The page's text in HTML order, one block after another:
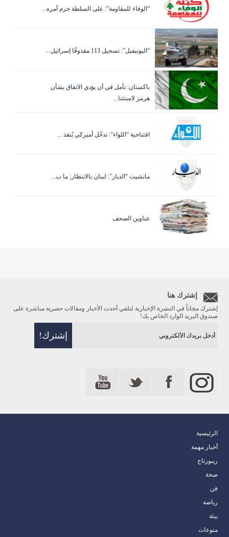
“الوفاء للمقاومة”: على السلطة حزم أمره...
“اليونيفيل”: تسجيل 113 مقذوفًا إسرائيل...
باكستان: نأمل في أن يؤدي الاتفاق بشأن
هرمز لاستئنا...
افتتاحية “اللواء”: تدخّل أميركي يُنقذ ...
مانشيت “الديار”: لبنان بالانتظار: ما ب...
عناوين الصحف
إشترك هنا
إشترك مجاناً في النشرة الإخبارية لتلقي أحدث الأخبار ومقالات حصرية مباشرة على
صندوق البريد الوارد الخاص بك!
الرئيسية
أخبار مهمة
ريبورتاج
صحة
فن
رياضة
بيئة
منوعات